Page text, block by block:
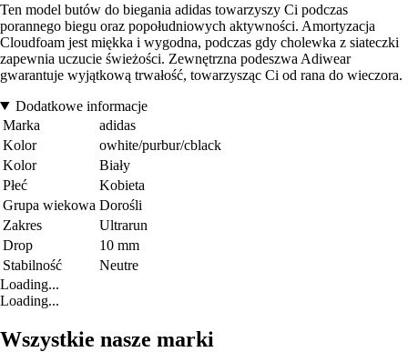
Ten model butów do biegania adidas towarzyszy Ci podczas
porannego biegu oraz popołudniowych aktywności. Amortyzacja
Cloudfoam jest miękka i wygodna, podczas gdy cholewka z siateczki
zapewnia uczucie świeżości. Zewnętrzna podeszwa Adiwear
gwarantuje wyjątkową trwałość, towarzysząc Ci od rana do wieczora.
Dodatkowe informacje
Marka
adidas
Kolor
owhite/purbur/cblack
Kolor
Biały
Płeć
Kobieta
Grupa wiekowa Dorośli
Zakres
Ultrarun
Drop
10 mm
Stabilność
Neutre
Loading...
Loading...
Wszystkie nasze marki